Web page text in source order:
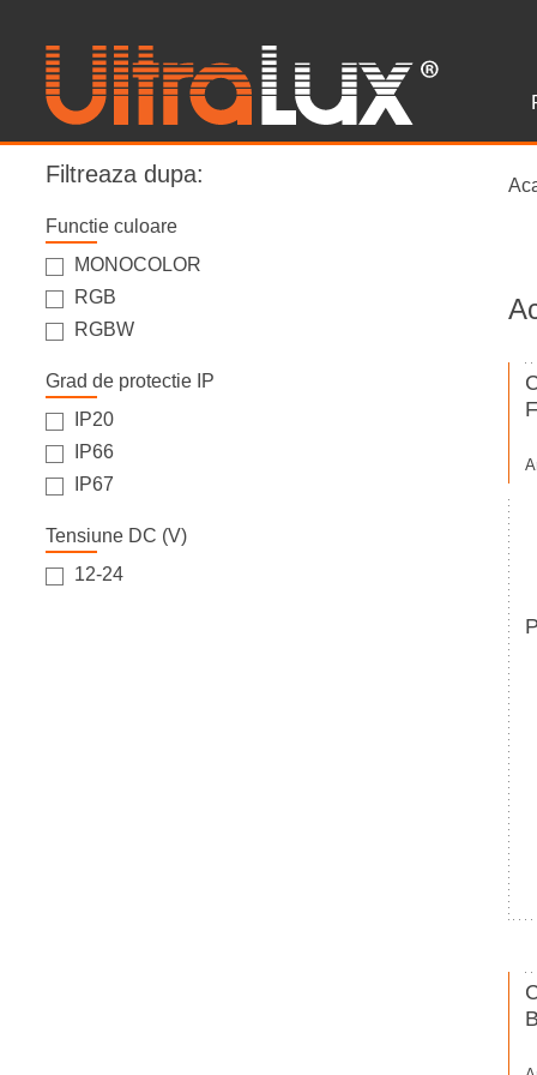
Filtreaza dupa:
Functie culoare
MONOCOLOR
RGB
RGBW
Grad de protectie IP
IP20
IP66
IP67
Tensiune DC (V)
12-24